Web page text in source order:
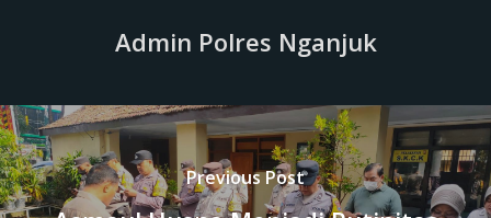
Admin Polres Nganjuk
Previous Post